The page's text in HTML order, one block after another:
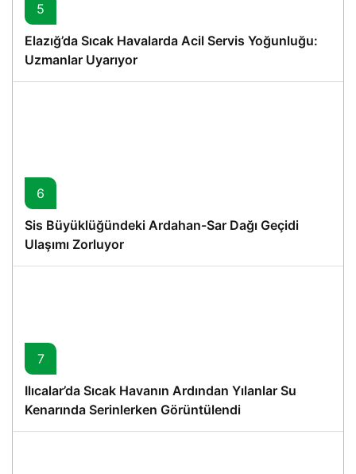
5
Elazığ’da Sıcak Havalarda Acil Servis Yoğunluğu:
Uzmanlar Uyarıyor
6
Sis Büyüklüğündeki Ardahan-Sar Dağı Geçidi
Ulaşımı Zorluyor
7
Ilıcalar’da Sıcak Havanın Ardından Yılanlar Su
Kenarında Serinlerken Görüntülendi